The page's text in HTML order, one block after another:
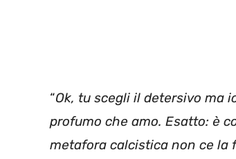
“Ok, tu scegli il detersivo ma
profumo che amo. Esatto: è
metafora calcistica non ce la